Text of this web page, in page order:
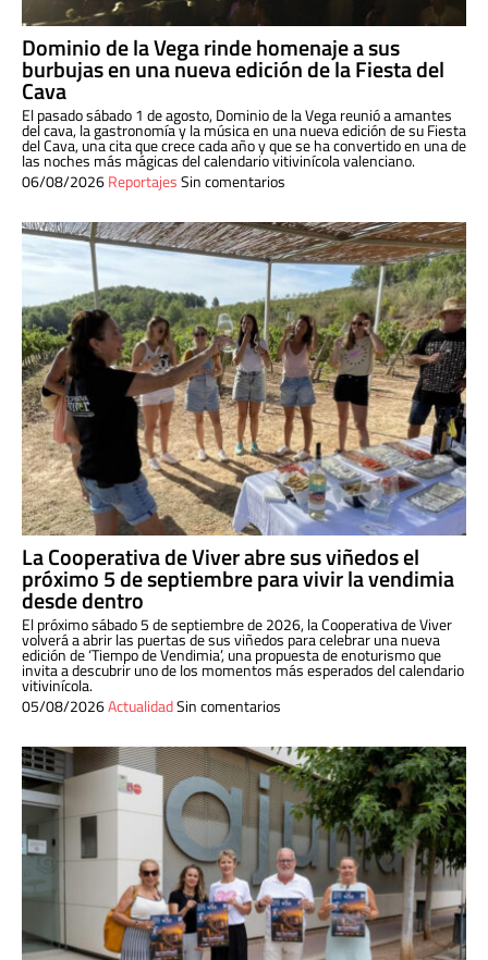
Dominio de la Vega rinde homenaje a sus
burbujas en una nueva edición de la Fiesta del
Cava
El pasado sábado 1 de agosto, Dominio de la Vega reunió a amantes
del cava, la gastronomía y la música en una nueva edición de su Fiesta
del Cava, una cita que crece cada año y que se ha convertido en una de
las noches más mágicas del calendario vitivinícola valenciano.
06/08/2026ReportajesSin comentarios
La Cooperativa de Viver abre sus viñedos el
próximo 5 de septiembre para vivir la vendimia
desde dentro
El próximo sábado 5 de septiembre de 2026, la Cooperativa de Viver
volverá a abrir las puertas de sus viñedos para celebrar una nueva
edición de ‘Tiempo de Vendimia’, una propuesta de enoturismo que
invita a descubrir uno de los momentos más esperados del calendario
vitivinícola.
05/08/2026ActualidadSin comentarios